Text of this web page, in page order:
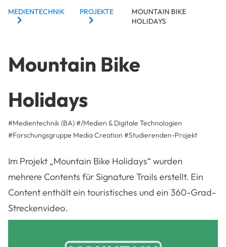
BREADCRUMBS
MEDIENTECHNIK PROJEKTE
MOUNTAIN BIKE
HOLIDAYS
Mountain Bike
Holidays
#Medientechnik (BA)#/Medien & Digitale Technologien
#Forschungsgruppe Media Creation #Studierenden-Projekt
Im Projekt „Mountain Bike Holidays“ wurden
mehrere Contents für Signature Trails erstellt. Ein
Content enthält ein touristisches und ein 360-Grad-
Streckenvideo.